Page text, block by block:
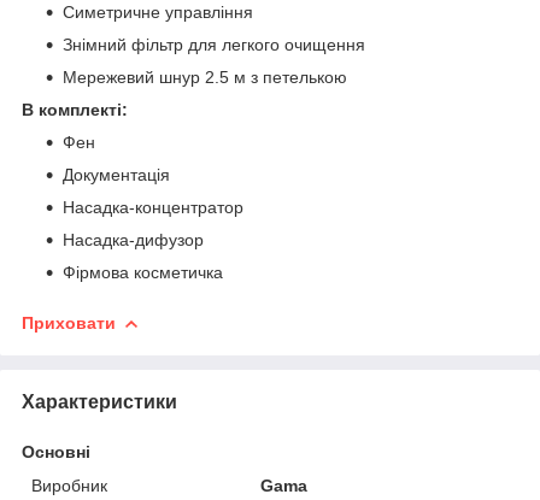
Симетричне управління
Знімний фільтр для легкого очищення
Мережевий шнур 2.5 м з петелькою
В комплекті:
Фен
Документація
Насадка-концентратор
Насадка-дифузор
Фірмова косметичка
Приховати
Характеристики
Основні
Виробник
Gama